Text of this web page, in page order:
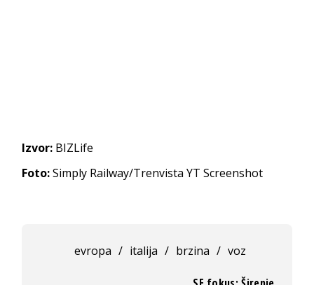
Izvor: BIZLife
Foto:Simply Railway/Trenvista YT Screenshot
evropa / italija / brzina / voz